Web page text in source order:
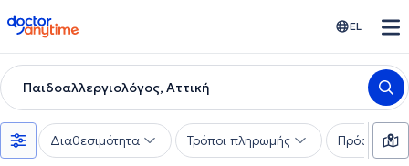
doctoranytime EL
Παιδοαλλεργιολόγος, Αττική
Διαθεσιμότητα Τρόποι πληρωμής Πρόσθετα